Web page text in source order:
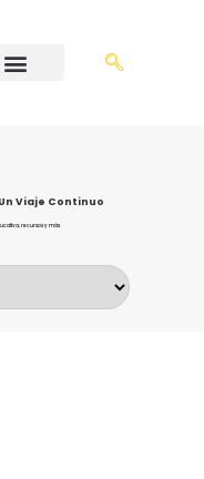
Viaje Continuo
recursos y más